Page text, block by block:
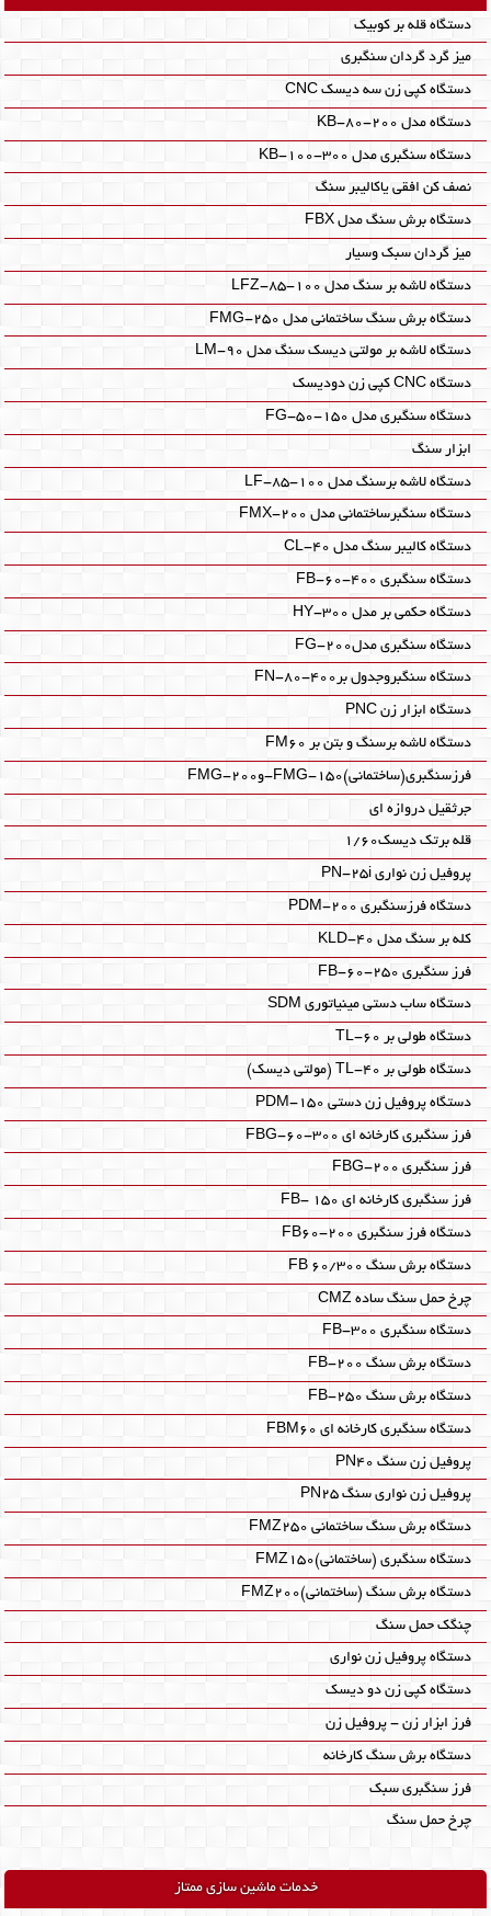
دستگاه قله بر کوبیک
میز گرد گردان سنگبری
دستگاه کپی زن سه دیسک CNC
دستگاه مدل KB-80-200
دستگاه سنگبری مدل KB-100-300
نصف کن افقی یاکالیبر سنگ
دستگاه برش سنگ مدل FBX
میز گردان سبک وسیار
دستگاه لاشه بر سنگ مدل LFZ-85-100
دستگاه برش سنگ ساختمانی مدل FMG-250
دستگاه لاشه بر مولتی دیسک سنگ مدل LM-90
دستگاه CNC کپی زن دودیسک
دستگاه سنگبری مدل FG-50-150
ابزار سنگ
دستگاه لاشه برسنگ مدل LF-85-100
دستگاه سنگبرساختمانی مدل FMX-200
دستگاه کالیبر سنگ مدل CL-40
دستگاه سنگبری FB-60-400
دستگاه حکمی بر مدل HY-300
دستگاه سنگبری مدلFG-200
دستگاه سنگبروجدول برFN-80-400
دستگاه ابزار زن PNC
دستگاه لاشه برسنگ و بتن بر FM60
فرزسنگبری(ساختمانی)FMG-150-وFMG-200
جرثقیل دروازه ای
قله برتک دیسک1/60
پروفیل زن نواری PN-25i
دستگاه فرزسنگبری PDM-200
کله بر سنگ مدل KLD-40
فرز سنگبری FB-60-250
دستگاه ساب دستی مینیاتوری SDM‎
دستگاه طولی بر TL-60‎
دستگاه طولی بر TL-40‎ (مولتی دیسک)
دستگاه پروفیل زن دستی PDM-150‎
فرز سنگبری کارخانه ای FBG-60-300
فرز سنگبری FBG-200
فرز سنگبری کارخانه ای FB- 150
دستگاه فرز سنگبری FB60-200
دستگاه برش سنگ FB 60/300
چرخ حمل سنگ ساده CMZ‎
دستگاه سنگبری FB-300
دستگاه برش سنگ FB-200
دستگاه برش سنگ FB-250
دستگاه سنگبری کارخانه ای FBM60‎
پروفیل زن سنگ PN40
پروفیل زن نواری سنگ PN25
دستگاه برش سنگ ساختمانی FMZ250
دستگاه سنگبری (ساختمانی)FMZ150
دستگاه برش سنگ (ساختمانی)FMZ200
چنگک حمل سنگ
دستگاه پروفیل زن نواری
دستگاه کپی زن دو دیسک
فرز ابزار زن - پروفیل زن
دستگاه برش سنگ کارخانه
فرز سنگبری سبک
چرخ حمل سنگ
خدمات ماشین سازی ممتاز